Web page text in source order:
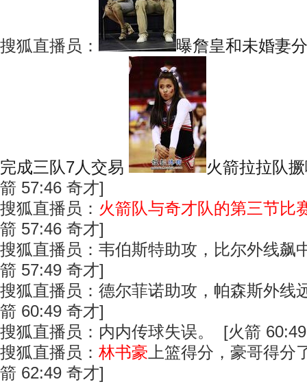
搜狐直播员： 曝詹皇和未婚妻
完成三队7人交易
火箭拉拉队
箭 57:46 奇才]
搜狐直播员： 火箭队与奇才队的第三节比
箭 57:46 奇才]
搜狐直播员：韦伯斯特助攻，比尔外线飙
箭 57:49 奇才]
搜狐直播员：德尔菲诺助攻，帕森斯外线
箭 60:49 奇才]
搜狐直播员：内内传球失误。 [火箭
搜狐直播员： 林书豪 上篮得分，豪哥得
箭 62:49 奇才]